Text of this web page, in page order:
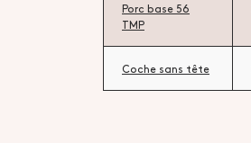
Porc base 56
TMP
Coche sans tête